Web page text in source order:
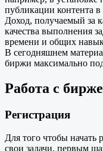
публикации контента в
Доход, получаемый за
качества выполнения
времени и общих
В сегодняшнем
биржи максимально
Работа с
Регистрация
Для того чтобы начать
свои задачи, первым